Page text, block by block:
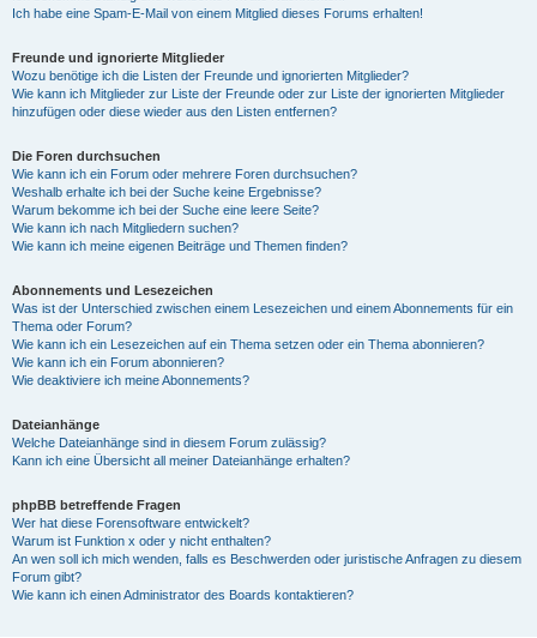
Ich habe eine Spam-E-Mail von einem Mitglied dieses Forums erhalten!
Freunde und ignorierte Mitglieder
Wozu benötige ich die Listen der Freunde und ignorierten Mitglieder?
Wie kann ich Mitglieder zur Liste der Freunde oder zur Liste der ignorierten Mitglieder
hinzufügen oder diese wieder aus den Listen entfernen?
Die Foren durchsuchen
Wie kann ich ein Forum oder mehrere Foren durchsuchen?
Weshalb erhalte ich bei der Suche keine Ergebnisse?
Warum bekomme ich bei der Suche eine leere Seite?
Wie kann ich nach Mitgliedern suchen?
Wie kann ich meine eigenen Beiträge und Themen finden?
Abonnements und Lesezeichen
Was ist der Unterschied zwischen einem Lesezeichen und einem Abonnements für ein
Thema oder Forum?
Wie kann ich ein Lesezeichen auf ein Thema setzen oder ein Thema abonnieren?
Wie kann ich ein Forum abonnieren?
Wie deaktiviere ich meine Abonnements?
Dateianhänge
Welche Dateianhänge sind in diesem Forum zulässig?
Kann ich eine Übersicht all meiner Dateianhänge erhalten?
phpBB betreffende Fragen
Wer hat diese Forensoftware entwickelt?
Warum ist Funktion x oder y nicht enthalten?
An wen soll ich mich wenden, falls es Beschwerden oder juristische Anfragen zu diesem
Forum gibt?
Wie kann ich einen Administrator des Boards kontaktieren?